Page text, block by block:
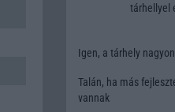
tárhellyel
Igen, a tárhely
Talán, ha más
vannak